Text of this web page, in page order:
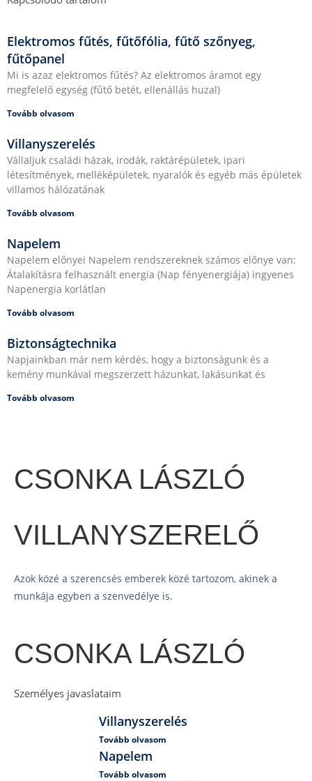
Elektromos fűtés, fűtőfólia, fűtő szőnyeg,
fűtőpanel
Mi is azaz elektromos fűtés? Az elektromos áramot egy
megfelelő egység (fűtő betét, ellenállás huzal)
Tovább olvasom
Villanyszerelés
Vállaljuk családi házak, irodák, raktárépületek, ipari
létesítmények, melléképületek, nyaralók és egyéb más épületek
villamos hálózatának
Tovább olvasom
Napelem
Napelem előnyei Napelem rendszereknek számos előnye van:
Átalakításra felhasznált energia (Nap fényenergiája) ingyenes
Napenergia korlátlan
Tovább olvasom
Biztonságtechnika
Napjainkban már nem kérdés, hogy a biztonságunk és a
kemény munkával megszerzett házunkat, lakásunkat és
Tovább olvasom
CSONKA LÁSZLÓ
VILLANYSZERELŐ
Azok közé a szerencsés emberek közé tartozom, akinek a
munkája egyben a szenvedélye is.
CSONKA LÁSZLÓ
Személyes javaslataim
Villanyszerelés
Tovább olvasom
Napelem
Tovább olvasom